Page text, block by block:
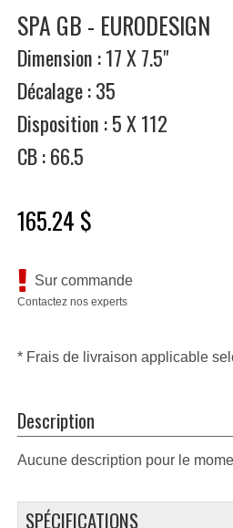
SPA GB - EURODESIGN
Dimension : 17 X 7.5"
Décalage : 35
Disposition : 5 X 112
CB : 66.5
165.24 $
Sur commande
Contactez nos experts
* Frais de livraison applicable
Description
Aucune description pour le
SPÉCIFICATIONS